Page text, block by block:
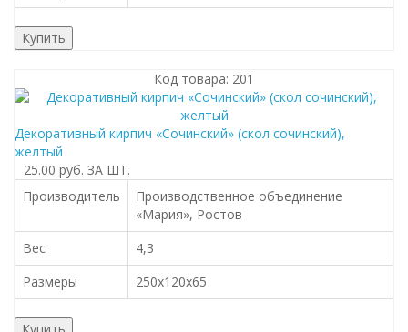
Купить
Код товара: 201
Декоративный кирпич «Сочинский» (cкол cочинский),
желтый
25.00 руб. ЗА ШТ.
Производитель
Производственное объединение
«Мария», Ростов
Вес
4,3
Размеры
250х120х65